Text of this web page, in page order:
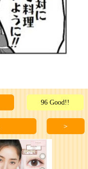
96 Good!!
＞